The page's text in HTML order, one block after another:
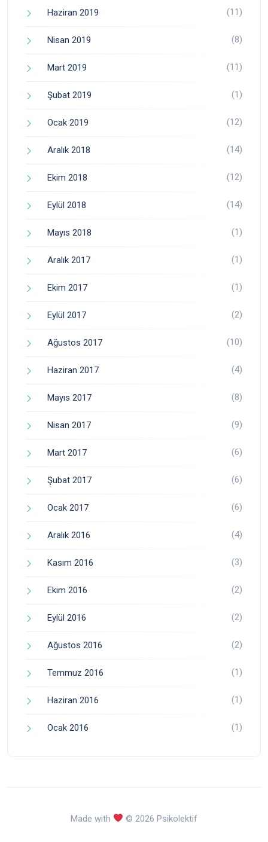
Haziran 2019 (11)
Nisan 2019 (8)
Mart 2019 (11)
Şubat 2019 (1)
Ocak 2019 (12)
Aralık 2018 (14)
Ekim 2018 (12)
Eylül 2018 (14)
Mayıs 2018 (1)
Aralık 2017 (1)
Ekim 2017 (1)
Eylül 2017 (2)
Ağustos 2017 (10)
Haziran 2017 (4)
Mayıs 2017 (8)
Nisan 2017 (9)
Mart 2017 (6)
Şubat 2017 (6)
Ocak 2017 (6)
Aralık 2016 (4)
Kasım 2016 (3)
Ekim 2016 (2)
Eylül 2016 (2)
Ağustos 2016 (2)
Temmuz 2016 (1)
Haziran 2016 (1)
Ocak 2016 (1)
Made with © 2026 Psikolektif